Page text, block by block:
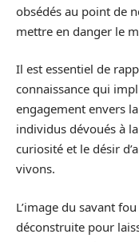
obsédés au point de
mettre en danger le
Il est essentiel de
connaissance qui
engagement envers
individus dévoués à
curiosité et le désir
vivons.
L’image du savant
déconstruite pour